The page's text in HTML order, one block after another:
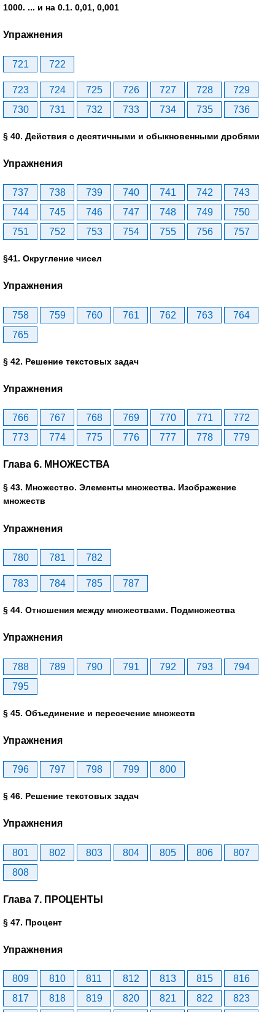
1000. ... и на 0.1. 0,01, 0,001
Упражнения
721 722
723 724 725 726 727 728
729
730
731 732 733 734 735 736
§ 40. Действия с десятичными и обыкновенными дробями
Упражнения
737 738 739 740 741 742
743
744
745 746 747 748 749
750
751
752 753 754 755 756 757
§41. Округление чисел
Упражнения
758 759 760 761 762 763
764
765
§ 42. Решение текстовых задач
Упражнения
766 767 768 769 770 771
772
773
774 775 776 777 778 779
Глава 6. МНОЖЕСТВА
§ 43. Множество. Элементы множества. Изображение
множеств
Упражнения
780 781 782
783 784 785 787
§ 44. Отношения между множествами. Подмножества
Упражнения
788 789 790 791 792 793
794
795
§ 45. Объединение и пересечение множеств
Упражнения
796 797 798 799 800
§ 46. Решение текстовых задач
Упражнения
801 802 803 804 805 806
807
808
Глава 7. ПРОЦЕНТЫ
§ 47. Процент
Упражнения
809 810 811 812 813 815
816
817
818 819 820 821 822 823